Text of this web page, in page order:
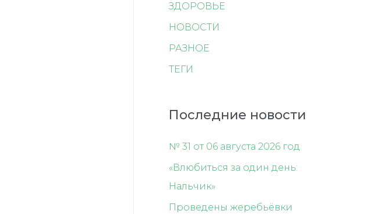
ЗДОРОВЬЕ
НОВОСТИ
РАЗНОЕ
ТЕГИ
Последние новости
№ 31 от 06 августа 2026 год
«Влюбиться за один день:
Нальчик»
Проведены жеребьёвки